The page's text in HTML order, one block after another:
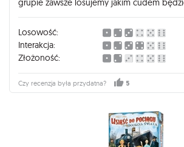
grupie zawsze losujemy jakim cudem
Losowość:
Interakcja:
Złożoność:
Czy recenzja była przydatna? 5